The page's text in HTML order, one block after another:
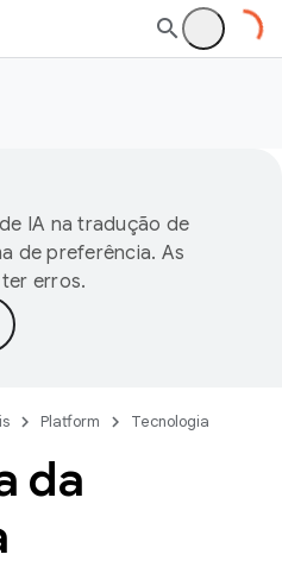
IA na tradução de
de preferência. As
erros.
Platform Tecnologia
da